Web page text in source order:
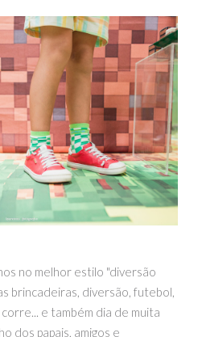
no melhor estilo "diversão
brincadeiras, diversão, futebol,
e também dia de muita
dos papais, amigos e